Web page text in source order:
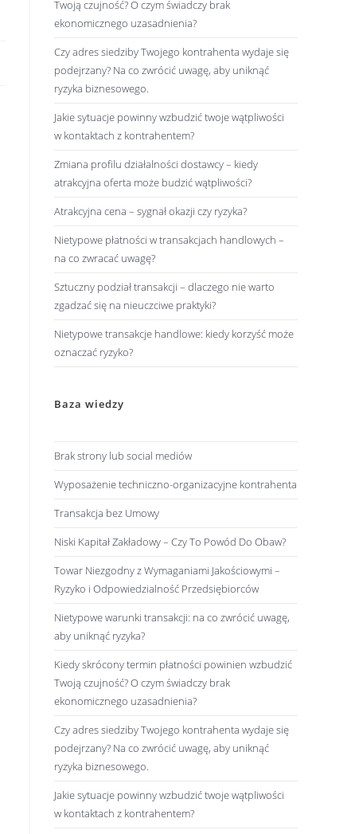
Twoją czujność? O czym świadczy brak
ekonomicznego uzasadnienia?
Czy adres siedziby Twojego kontrahenta wydaje się
podejrzany? Na co zwrócić uwagę, aby uniknąć
ryzyka biznesowego.
Jakie sytuacje powinny wzbudzić twoje wątpliwości
w kontaktach z kontrahentem?
Zmiana profilu działalności dostawcy – kiedy
atrakcyjna oferta może budzić wątpliwości?
Atrakcyjna cena – sygnał okazji czy ryzyka?
Nietypowe płatności w transakcjach handlowych –
na co zwracać uwagę?
Sztuczny podział transakcji – dlaczego nie warto
zgadzać się na nieuczciwe praktyki?
Nietypowe transakcje handlowe: kiedy korzyść może
oznaczać ryzyko?
Baza wiedzy
Brak strony lub social mediów
Wyposażenie techniczno-organizacyjne kontrahenta
Transakcja bez Umowy
Niski Kapitał Zakładowy – Czy To Powód Do Obaw?
Towar Niezgodny z Wymaganiami Jakościowymi –
Ryzyko i Odpowiedzialność Przedsiębiorców
Nietypowe warunki transakcji: na co zwrócić uwagę,
aby uniknąć ryzyka?
Kiedy skrócony termin płatności powinien wzbudzić
Twoją czujność? O czym świadczy brak
ekonomicznego uzasadnienia?
Czy adres siedziby Twojego kontrahenta wydaje się
podejrzany? Na co zwrócić uwagę, aby uniknąć
ryzyka biznesowego.
Jakie sytuacje powinny wzbudzić twoje wątpliwości
w kontaktach z kontrahentem?